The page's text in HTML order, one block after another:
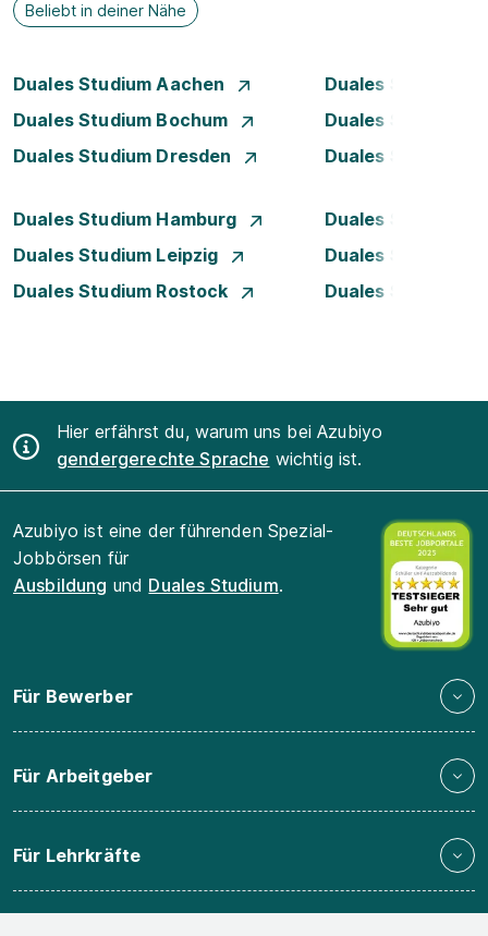
Beliebt in deiner Nähe
Duales Studium Aachen
Duales Studium
Duales Studium Bochum
Duales Studium
Duales Studium Dresden
Duales Studium
Duales Studium Hamburg
Duales Studium
Duales Studium Leipzig
Duales Studium
Duales Studium Rostock
Duales Studium
Hier erfährst du, warum uns bei Azubiyo
gendergerechte Sprache wichtig ist.
Azubiyo ist eine der führenden Spezial-
Jobbörsen für
Ausbildung und Duales Studium.
Für Bewerber
Für Arbeitgeber
Für Lehrkräfte